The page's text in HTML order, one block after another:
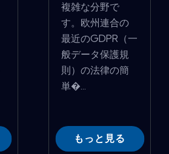
複雑な分野で
す。欧州連合の
最近のGDPR（一
般データ保護規
則）の法律の簡
単�...
もっと見る